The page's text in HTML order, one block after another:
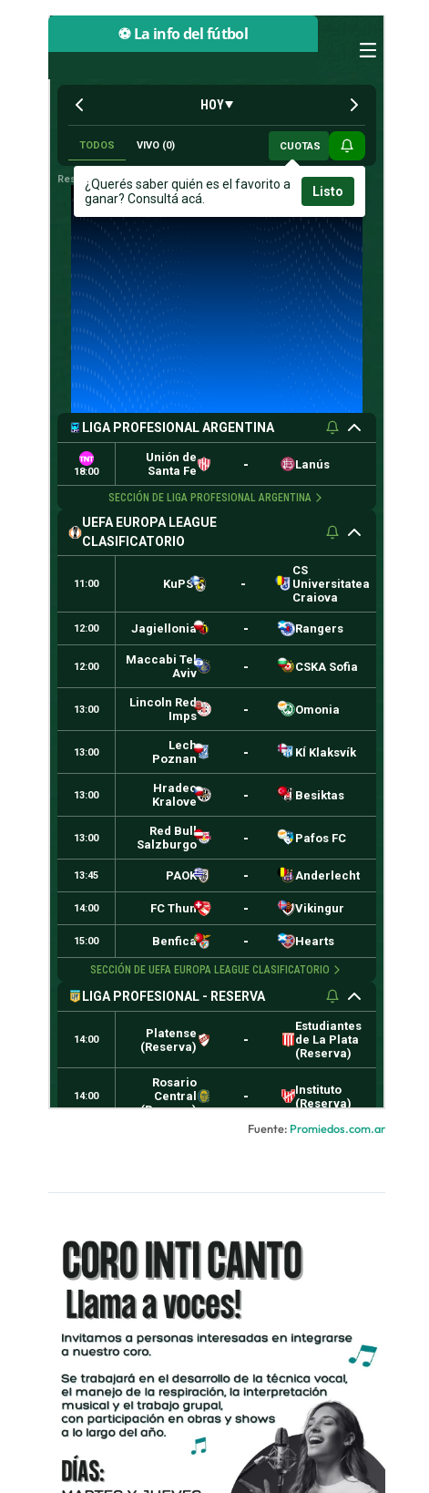
⚽ La info del fútbol
Fuente: Promiedos.com.ar